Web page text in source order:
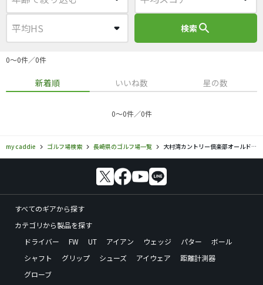
検索search
0〜0件／0件
新着順 いいね数 星の数
0〜0件／0件
my caddie ゴルフ場検索 長崎県のゴルフ場一覧 大村湾カントリー倶楽部オールドコース
すべてのギアから探す
カテゴリから製品を探す
ドライバー
FW UT アイアン ウェッジ パター
ボール
シャフト
グリップ シューズ アイウェア
距離計測器
グローブ